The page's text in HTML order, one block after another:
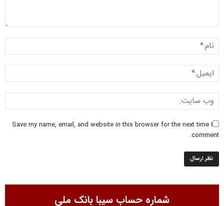
Save my name, email, and website in this browser for the next time I
comment.
شماره حساب سیبا بانک ملی